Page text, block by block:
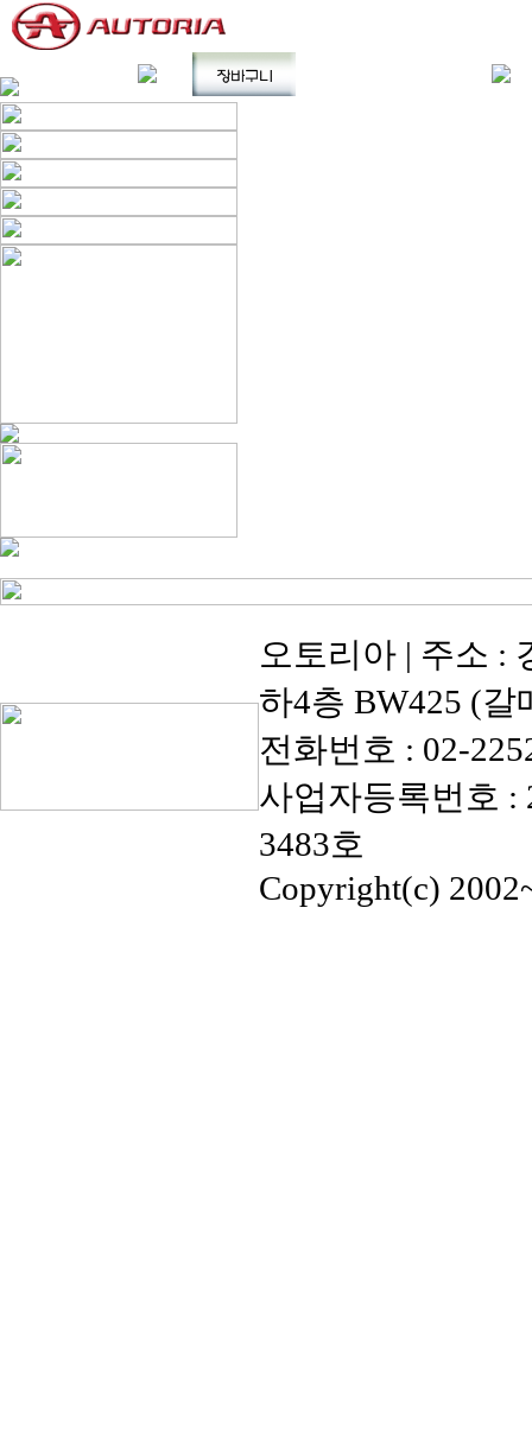
오토리아 | 주소 :
하4층 BW425 (
전화번호 : 02-
사업자등록번호 :
3483호
Copyright(c)